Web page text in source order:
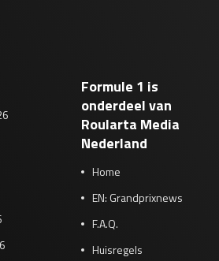
Formule 1 is
onderdeel van
Roularta Media
Nederland
Home
EN: Grandprixnews
F.A.Q.
Huisregels